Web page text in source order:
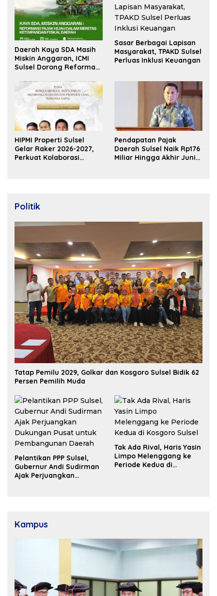
Daerah Kaya SDA Masih
Miskin Anggaran, ICMI
Sulsel Dorong Reformasi
Sasar Berbagai Lapisan
Masyarakat, TPAKD Sulsel
Perluas Inklusi Keuangan
HIPMI Properti Sulsel
Gelar Raker 2026-2027,
Perkuat Kolaborasi
Pendapatan Pajak
Daerah Sulsel Naik Rp176
Miliar Hingga Akhir Juni
Politik
Tatap Pemilu 2029, Golkar dan Kosgoro Sulsel Bidik 62
Persen Pemilih Muda
Pelantikan PPP Sulsel,
Gubernur Andi Sudirman
Ajak Perjuangkan
Tak Ada Rival, Haris Yasin
Limpo Melenggang ke
Periode Kedua di
Kampus